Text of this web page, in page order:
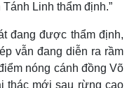
Linh thẩm định.”
đang được thẩm định,
vẫn đang diễn ra rầm
nóng cánh đồng Võ
thác mới sau rừng cao